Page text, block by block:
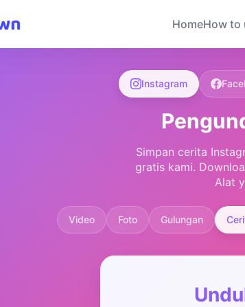
HomeHow to
Instagram
Simpan cerita
gratis kami.
Alat
Video Foto Gulungan